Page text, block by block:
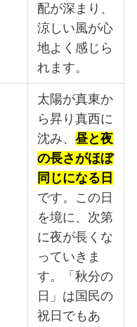
配が深まり、
涼しい風が心
地よく感じら
れます。
太陽が真東か
ら昇り真西に
沈み、昼と夜
の長さがほぼ
同じになる日
です。この日
を境に、次第
に夜が長くな
っていきま
す。「秋分の
日」は国民の
祝日でもあ